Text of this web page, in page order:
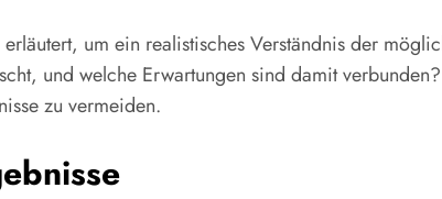
um ein realistisches Verständnis der
und welche Erwartungen sind damit
zu vermeiden.